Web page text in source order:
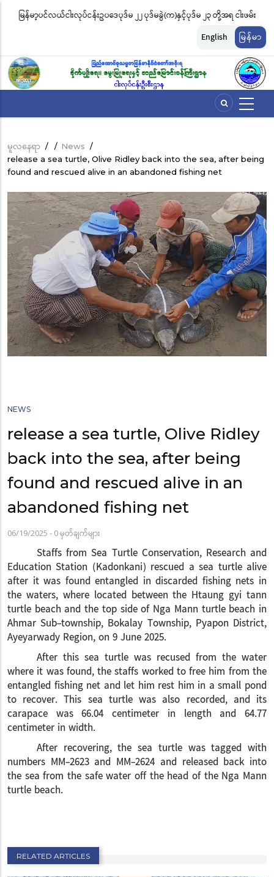
အဓိက
အကြောင်းအရာ
မည်
ငါးဖမ်း
ငါးလုပ်ငန်းဦးစီးဌာနနှင့် FFI အကြား မြန်မာနိုင်ငံ ပင်လယ်နှင့် ရေချိုဇီဝမျိုးစုံ
မျိုးကွဲများ ထိန်းသိမ်းကာကွယ်စောင့်ရှောက်ခြင်းလုပ်ငန်းများ ဆောင်ရွက်မှု
English မြန်မာ
Breadcrumb
မူလနေရာ / / News /
release a sea turtle, Olive Ridley back into the sea, after being
found and rescued alive in an abandoned fishing net
NEWS
release a sea turtle, Olive Ridley
back into the sea, after being
found and rescued alive in an
abandoned fishing net
06/19/2025 - 0 မှတ်ချက်များ
Staffs from Sea Turtle Conservation, Research and
Education Station (Kadonkani) rescued a sea turtle alive
after it was found entangled in discarded fishing nets in
the waters, where located between the Htaung gyi tann
turtle beach and the top side of Nga Mann turtle beach in
Ahmar Sub-township, Bokalay Township, Pyapon District,
Ayeyarwady Region, on 9 June 2025.
After this sea turtle was recused from the water
where it was found, the staffs worked to free him from the
entangled fishing net and let him rest him in a small pond
to recover. This sea turtle was also recorded, and its
carapace was 66.04 centimeter in length and 64.77
centimeter in width.
After recovering, the sea turtle was tagged with
numbers MM-2623 and MM-2624 and released back into
the sea from the safe water off the head of the Nga Mann
turtle beach.
RELATED ARTICLES